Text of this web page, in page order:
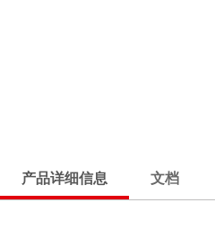
产品详细信息 文档